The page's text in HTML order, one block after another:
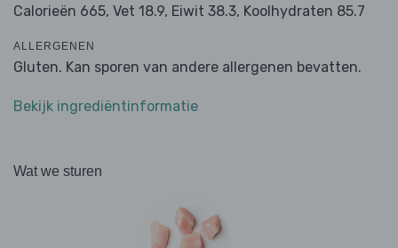
Calorieën 665, Vet 18.9, Eiwit 38.3, Koolhydraten 85.7
ALLERGENEN
Gluten. Kan sporen van andere allergenen bevatten.
Bekijk ingrediëntinformatie
Wat we sturen